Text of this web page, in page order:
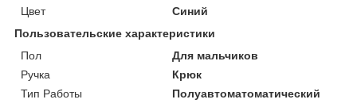
Цвет
Синий
Пользовательские характеристики
Пол
Для мальчиков
Ручка
Крюк
Тип Работы
Полуавтоматоматический